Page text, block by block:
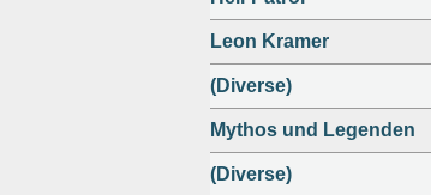
Leon Kramer
(Diverse)
Mythos und Legenden
(Diverse)